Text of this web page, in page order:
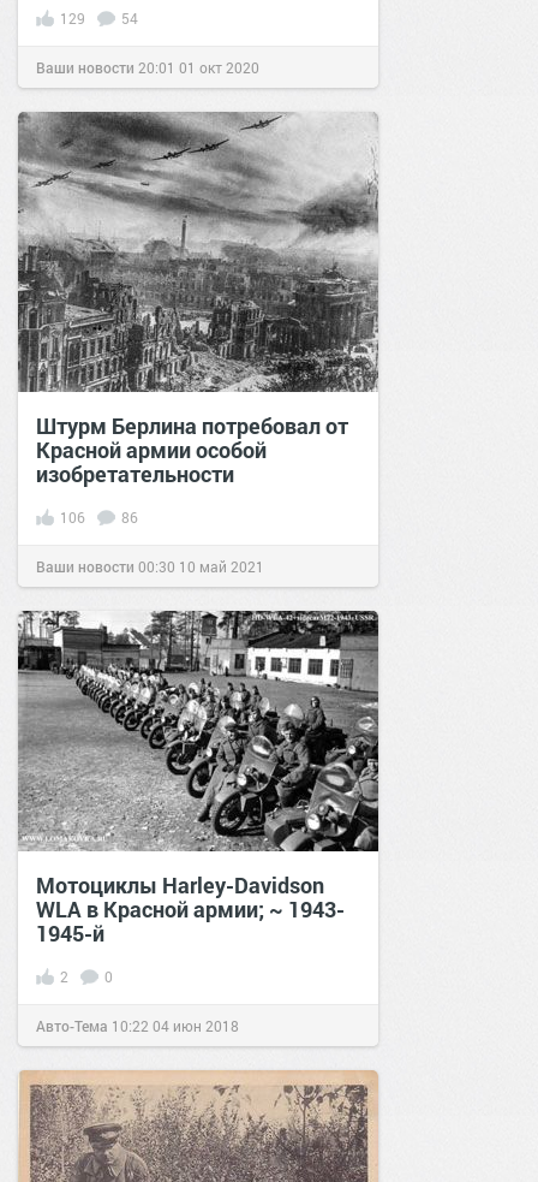
129 54
Ваши новости 20:01 01 окт 2020
Штурм Берлина потребовал от
Красной армии особой
изобретательности
106 86
Ваши новости 00:30 10 май 2021
Мотоциклы Harley-Davidson
WLA в Красной армии; ~ 1943-
1945-й
2 0
Авто-Тема 10:22 04 июн 2018